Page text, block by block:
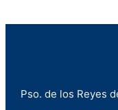
Pso. de los Reyes